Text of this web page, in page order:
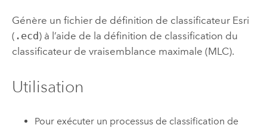
Génère un fichier de définition de classificateur Esri
( .ecd ) à l’aide de la définition de classification du
classificateur de vraisemblance maximale (MLC).
Utilisation
Pour exécuter un processus de classification de